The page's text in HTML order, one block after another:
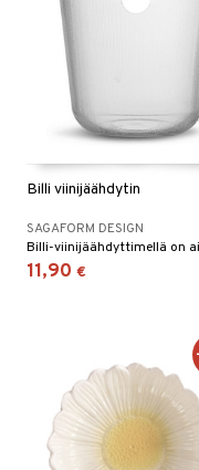
Billi viinijäähdytin
SAGAFORM DESIGN
11,90 €